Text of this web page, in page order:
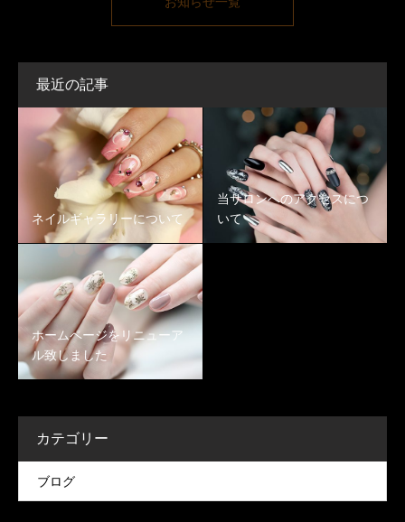
最近の記事
ネイルギャラリーについて
当サロンへのアクセスにつ
いて
ホームページをリニューア
ル致しました
カテゴリー
ブログ